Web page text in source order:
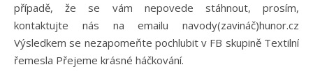
případě, že se vám nepovede stáhnout, prosím,
kontaktujte nás na emailu navody(zavináč)hunor.cz
Výsledkem se nezapomeňte pochlubit v FB skupině Textilní
řemesla Přejeme krásné háčkování.